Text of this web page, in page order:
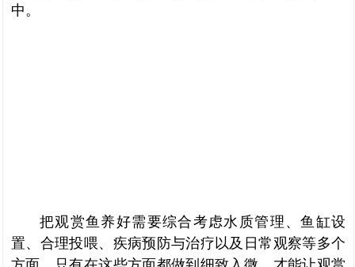
中。
把观赏鱼养好需要综合考虑水质管理、鱼缸设
置、合理投喂、疾病预防与治疗以及日常观察等多个